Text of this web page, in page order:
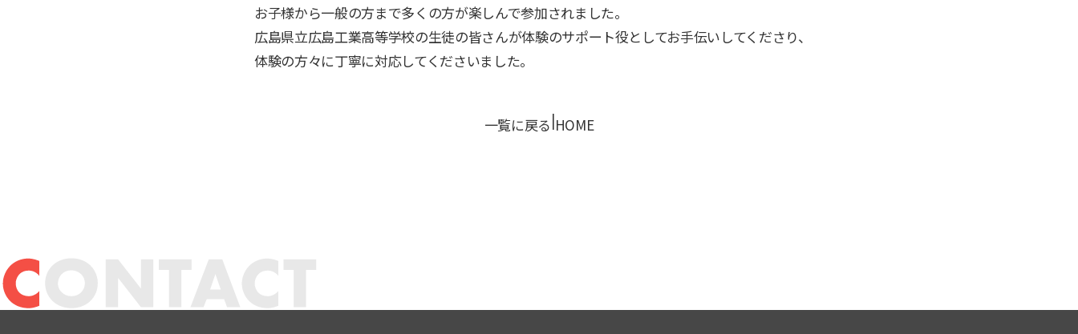
お子様から一般の方まで多くの方が楽しんで参加されました。
広島県立広島工業高等学校の生徒の皆さんが体験のサポート役としてお手伝いしてくださり、
体験の方々に丁寧に対応してくださいました。
一覧に戻る|HOME